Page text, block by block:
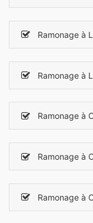
Ramonage à
Ramonage à
Ramonage à
Ramonage à
Ramonage à